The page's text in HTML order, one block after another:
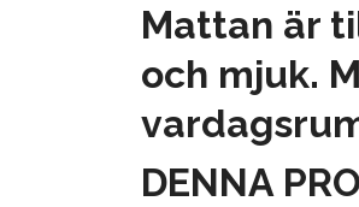
Mattan är
och mjuk.
DENNA